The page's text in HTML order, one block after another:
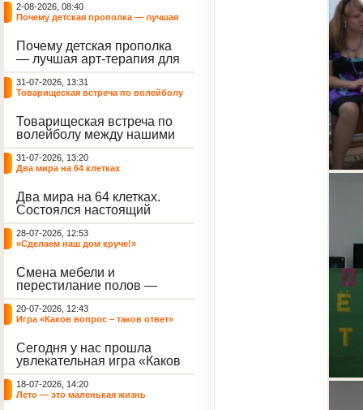
2-08-2026, 08:40
Почему детская прополка — лучшая
Почему детская прополка
— лучшая арт-терапия для
воспитателя?
31-07-2026, 13:31
Товарищеская встреча по волейболу
Товарищеская встреча по
волейболу между нашими
воспитанниками и
сельскими ребятами.
31-07-2026, 13:20
Два мира на 64 клетках
Два мира на 64 клетках.
Состоялся настоящий
интеллектуальный
праздник — турнир по
шахматам и шашкам.
небывалый ажиотаж среди
воспитанников, превратив
тихие залы центра в арену
напряжённых поединков,
громких аплодисментов и
жарких обсуждений.
28-07-2026, 12:53
«Сделаем наш дом круче!»
Смена мебели и
перестилание полов —
дело рук профессионалов.
А вот создание настоящего
домашнего уюта — задача
этой неделе ребята взяли
инициативу в свои руки и
устроили масштабную
генеральную уборку
жилого корпуса.
20-07-2026, 12:43
Игра «Каков вопрос – таков ответ»
Сегодня у нас прошла
увлекательная игра «Каков
вопрос – таков ответ»,
которая собрала самых
любознательных
18-07-2026, 14:20
Лето — это маленькая жизнь